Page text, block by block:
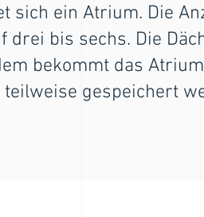
sich ein Atrium. Die
drei bis sechs. Die
bekommt das
gespeichert